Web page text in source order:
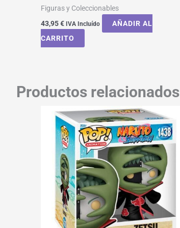
Figuras y Coleccionables
43,95€ IVA Incluído
AÑADIR AL
CARRITO
Productos relacionados